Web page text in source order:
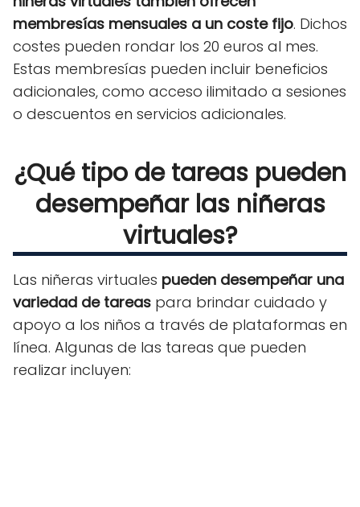
membresías mensuales a un coste fijo. Dichos
costes pueden rondar los 20 euros al mes.
Estas membresías pueden incluir beneficios
adicionales, como acceso ilimitado a sesiones
o descuentos en servicios adicionales.
¿Qué tipo de tareas pueden
desempeñar las niñeras
virtuales?
Las niñeras virtuales pueden desempeñar una
variedad de tareas para brindar cuidado y
apoyo a los niños a través de plataformas en
línea. Algunas de las tareas que pueden
realizar incluyen: